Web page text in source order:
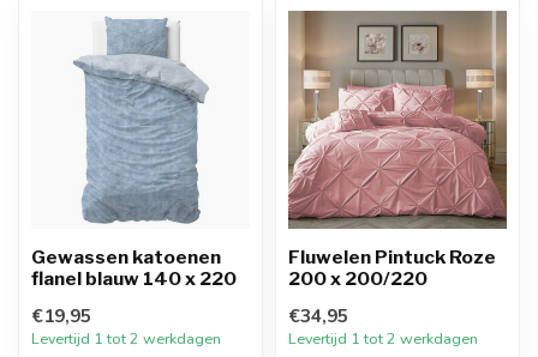
Gewassen katoenen
flanel blauw 140 x 220
€19,95
Levertijd 1 tot 2 werkdagen
Fluwelen Pintuck Roze
200 x 200/220
€34,95
Levertijd 1 tot 2 werkdagen